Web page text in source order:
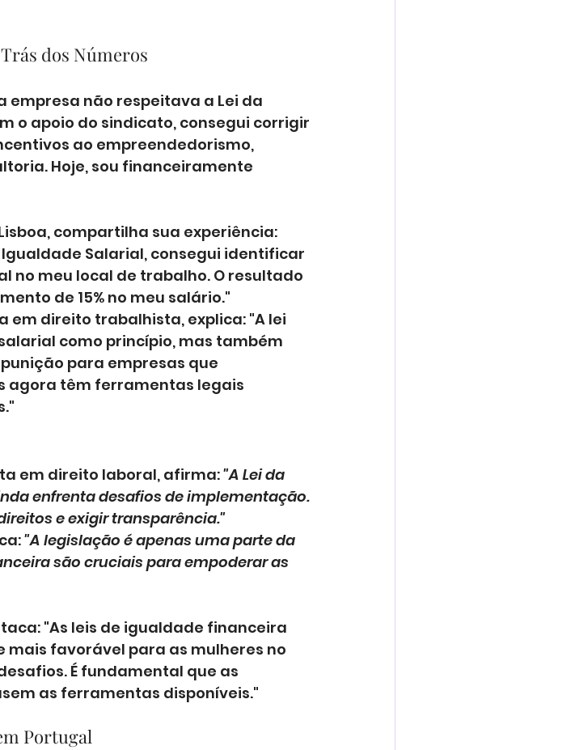
dos Números
empresa não respeitava a Lei da
o apoio do sindicato, consegui corrigir
ao empreendedorismo,
Hoje, sou financeiramente
compartilha sua experiência:
Salarial, consegui identificar
no meu local de trabalho. O resultado
de 15% no meu salário."
em direito trabalhista, explica: "A lei
como princípio, mas também
para empresas que
agora têm ferramentas legais
em direito laboral, afirma: "A Lei da
enfrenta desafios de implementação.
e exigir transparência."
"A legislação é apenas uma parte da
são cruciais para empoderar as
"As leis de igualdade financeira
favorável para as mulheres no
É fundamental que as
as ferramentas disponíveis."
Portugal